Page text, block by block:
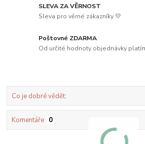
SLEVA ZA VĚRNOST
Sleva pro věrné zákazníky 💛
Poštovné ZDARMA
Od určité hodnoty objednávky
Co je dobré vědět:
Komentáře 0